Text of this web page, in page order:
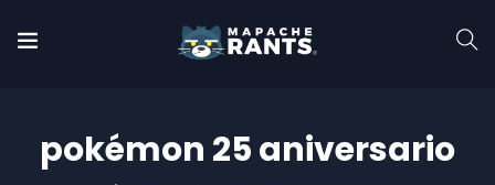
pokémon 25 aniversario